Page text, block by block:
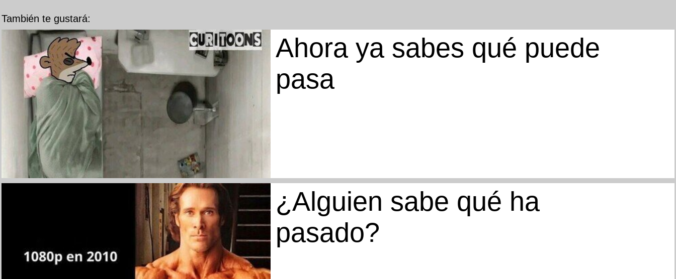
También te gustará:
Ahora ya sabes qué puede
pasa
¿Alguien sabe qué ha
pasado?